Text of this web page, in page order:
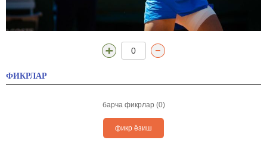
0
ФИКРЛАР
барча фикрлар (0)
фикр ёзиш